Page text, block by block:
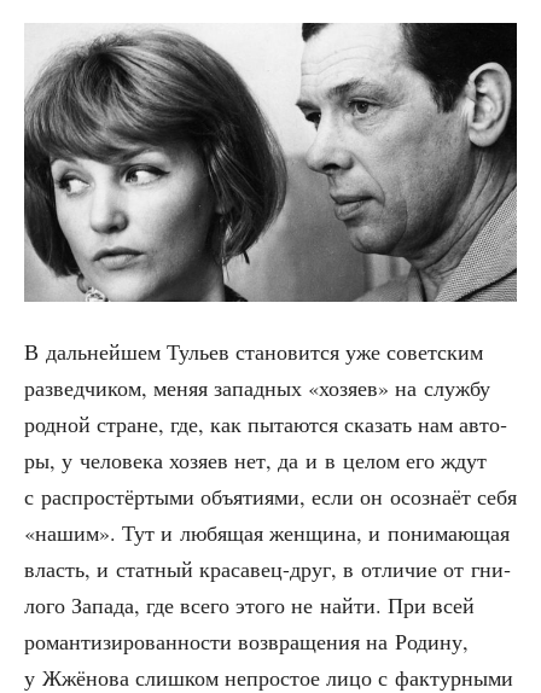
В даль­ней­шем Тульев ста­но­вит­ся уже совет­ским
раз­вед­чи­ком, меняя запад­ных «хозя­ев» на служ­бу
род­ной стране, где, как пыта­ют­ся ска­зать нам авто­
ры, у чело­ве­ка хозя­ев нет, да и в целом его ждут
с рас­про­стёр­ты­ми объ­я­ти­я­ми, если он осо­зна­ёт себя
«нашим». Тут и любя­щая жен­щи­на, и пони­ма­ю­щая
власть, и стат­ный кра­са­вец-друг, в отли­чие от гни­
ло­го Запа­да, где все­го это­го не най­ти. При всей
роман­ти­зи­ро­ван­но­сти воз­вра­ще­ния на Роди­ну,
у Жжё­но­ва слиш­ком непро­стое лицо с фак­тур­ны­ми